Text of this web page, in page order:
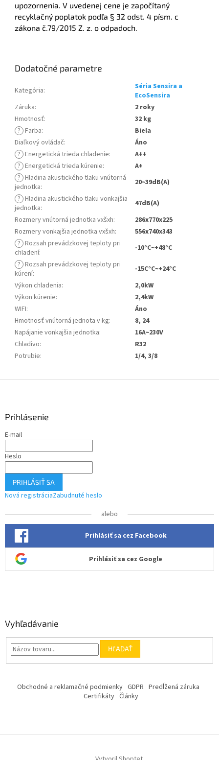
upozornenia. V uvedenej cene je započítaný
recyklačný poplatok podľa § 32 odst. 4 písm. c
zákona č.79/2015 Z. z. o odpadoch.
Dodatočné parametre
Kategória:
Séria Sensira a
EcoSensira
Záruka:
2 roky
Hmotnosť:
32 kg
? Farba:
Biela
Diaľkový ovládač:
Áno
? Energetická trieda chladenie:
A++
? Energetická trieda kúrenie:
A+
? Hladina akustického tlaku vnútorná
jednotka:
20~39dB(A)
? Hladina akustického tlaku vonkajšia
jednotka:
47dB(A)
Rozmery vnútorná jednotka vxšxh:
286x770x225
Rozmery vonkajšia jednotka vxšxh:
556x740x343
? Rozsah prevádzkovej teploty pri
chladení:
-10°C~+48°C
? Rozsah prevádzkovej teploty pri
kúrení:
-15C°C~+24°C
Výkon chladenia:
2,0kW
Výkon kúrenie:
2,4kW
WIFI:
Áno
Hmotnosť vnútorná jednota v kg:
8, 24
Napájanie vonkajšia jednotka:
16A~230V
Chladivo:
R32
Potrubie: 1/4, 3/8
Prihlásenie
E-mail
Heslo
PRIHLÁSIŤ SA
Nová registráciaZabudnuté heslo
alebo
Prihlásiť sa cez Facebook
Prihlásiť sa cez Google
Vyhľadávanie
HĽADAŤ
Obchodné a reklamačné podmienky GDPR Predĺžená záruka
Certifikáty Články